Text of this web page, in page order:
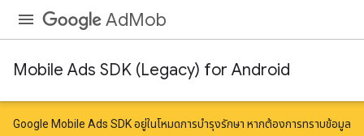
AdMob
Mobile Ads SDK (Legacy) for Android
Google Mobile Ads SDK อยู่ในโหมดการบำรุงรักษา หากต้องการทราบข้อมูล